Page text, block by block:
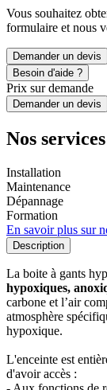
Vous souhaitez
formulaire et nous
Demander un devis
Besoin d'aide ?
Prix sur demande
Demander un devis
Nos
Installation
Maintenance
Dépannage
Formation
En savoir plus sur
Description
La boite à gants
hypoxiques,
carbone et l’air
atmosphère
hypoxique.
L'enceinte est
d'avoir accès :